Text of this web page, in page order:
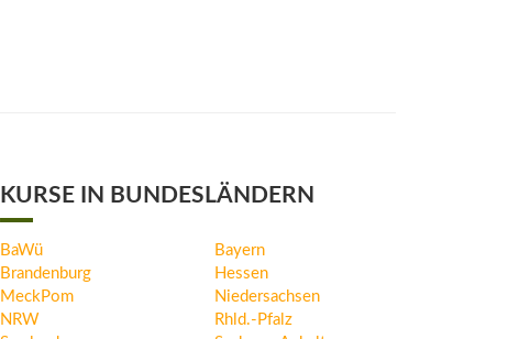
KURSE IN BUNDESLÄNDERN
BaWü
Bayern
Brandenburg
Hessen
MeckPom
Niedersachsen
NRW
Rhld.-Pfalz